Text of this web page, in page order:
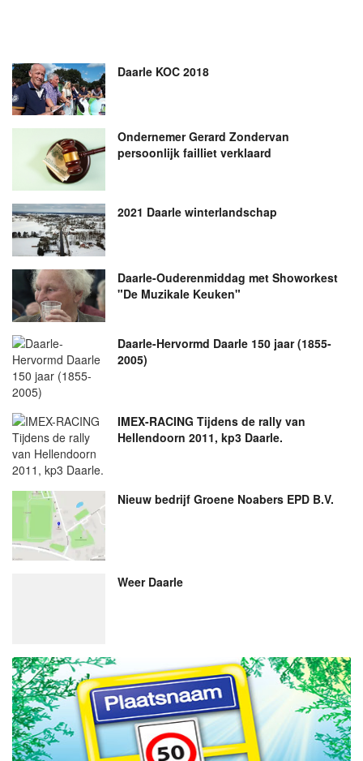
Daarle KOC 2018
Ondernemer Gerard Zondervan
persoonlijk failliet verklaard
2021 Daarle winterlandschap
Daarle-Ouderenmiddag met Showorkest
"De Muzikale Keuken"
Daarle-Hervormd Daarle 150 jaar (1855-
2005)
IMEX-RACING Tijdens de rally van
Hellendoorn 2011, kp3 Daarle.
Nieuw bedrijf Groene Noabers EPD B.V.
Weer Daarle